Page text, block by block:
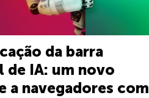
da barra
de IA: um novo
a navegadores com